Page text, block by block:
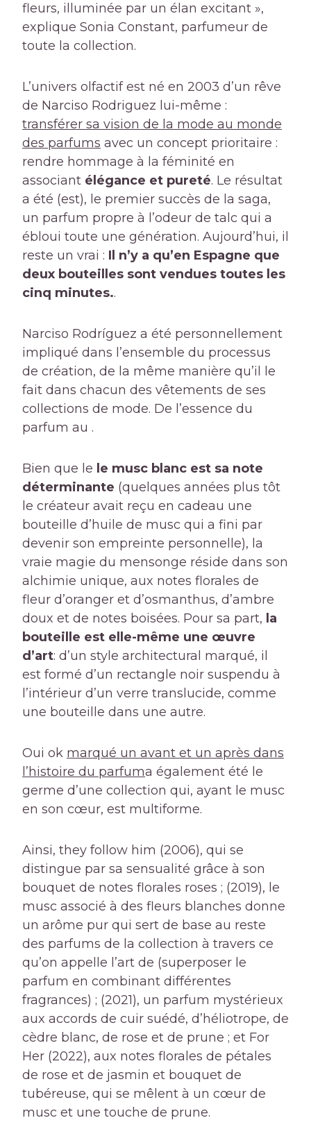
fleurs, illuminée par un élan excitant »,
explique Sonia Constant, parfumeur de
toute la collection.
L’univers olfactif est né en 2003 d’un rêve
de Narciso Rodriguez lui-même :
transférer sa vision de la mode au monde
des parfums avec un concept prioritaire :
rendre hommage à la féminité en
associant élégance et pureté. Le résultat
a été (est), le premier succès de la saga,
un parfum propre à l’odeur de talc qui a
ébloui toute une génération. Aujourd’hui, il
reste un vrai : Il n’y a qu’en Espagne que
deux bouteilles sont vendues toutes les
cinq minutes..
Narciso Rodríguez a été personnellement
impliqué dans l’ensemble du processus
de création, de la même manière qu’il le
fait dans chacun des vêtements de ses
collections de mode. De l’essence du
parfum au .
Bien que le le musc blanc est sa note
déterminante (quelques années plus tôt
le créateur avait reçu en cadeau une
bouteille d’huile de musc qui a fini par
devenir son empreinte personnelle), la
vraie magie du mensonge réside dans son
alchimie unique, aux notes florales de
fleur d’oranger et d’osmanthus, d’ambre
doux et de notes boisées. Pour sa part, la
bouteille est elle-même une œuvre
d’art: d’un style architectural marqué, il
est formé d’un rectangle noir suspendu à
l’intérieur d’un verre translucide, comme
une bouteille dans une autre.
Oui ok marqué un avant et un après dans
l’histoire du parfuma également été le
germe d’une collection qui, ayant le musc
en son cœur, est multiforme.
Ainsi, they follow him (2006), qui se
distingue par sa sensualité grâce à son
bouquet de notes florales roses ; (2019), le
musc associé à des fleurs blanches donne
un arôme pur qui sert de base au reste
des parfums de la collection à travers ce
qu’on appelle l’art de (superposer le
parfum en combinant différentes
fragrances) ; (2021), un parfum mystérieux
aux accords de cuir suédé, d’héliotrope, de
cèdre blanc, de rose et de prune ; et For
Her (2022), aux notes florales de pétales
de rose et de jasmin et bouquet de
tubéreuse, qui se mêlent à un cœur de
musc et une touche de prune.